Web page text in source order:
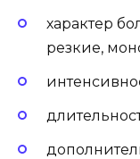
характер
резкие,